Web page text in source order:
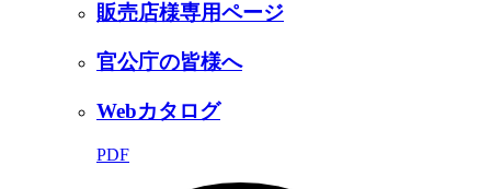
販売店様専用ページ
官公庁の皆様へ
Webカタログ
PDF